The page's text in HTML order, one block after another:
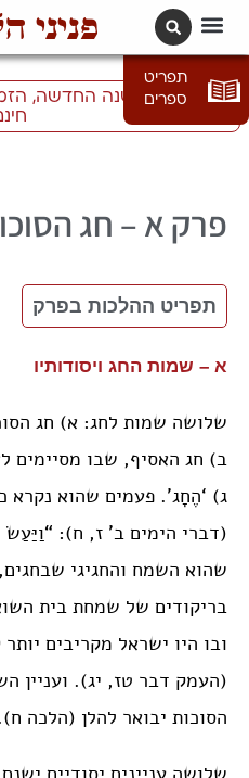
פניני
תפריט
ספרים
התכוננו לשנה החדשה,
א – חג
תפריט ההלכות בפרק
א – שמות החג ויסודותיו
שלושה שמות לחג: א) חג
ב) חג האסיף, שבו מסיימים
ג) ‘הֶחָג’. פעמים שהוא
(דברי הימים ב’ ז, ח):
שהוא השמח והחגיגי
בריקודים של שמחת בית
ובו היו ישראל מקריבים
(העמק דבר טז, יג). ועניין
הסוכות יבואר להלן (הלכה ח).